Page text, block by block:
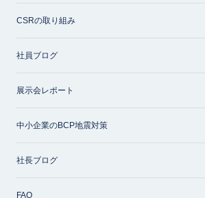
CSRの取り組み
社員ブログ
展示会レポート
中小企業のBCP地震対策
社長ブログ
FAQ